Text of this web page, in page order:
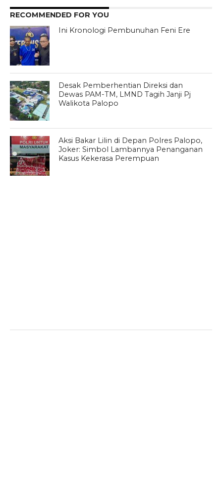
RECOMMENDED FOR YOU
Ini Kronologi Pembunuhan Feni Ere
Desak Pemberhentian Direksi dan
Dewas PAM-TM, LMND Tagih Janji Pj
Walikota Palopo
Aksi Bakar Lilin di Depan Polres Palopo,
Joker: Simbol Lambannya Penanganan
Kasus Kekerasa Perempuan